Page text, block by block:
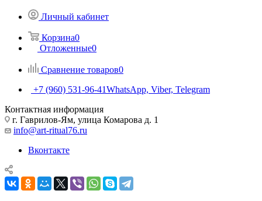
Личный кабинет
Корзина0
Отложенные0
Сравнение товаров0
+7 (960) 531-96-41WhatsApp, Viber, Telegram
Контактная информация
г. Гаврилов-Ям, улица Комарова д. 1
info@art-ritual76.ru
Вконтакте